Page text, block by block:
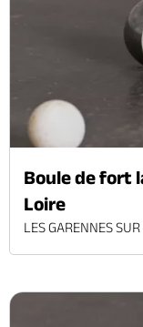
Boule de fort
Loire
LES GARENNES